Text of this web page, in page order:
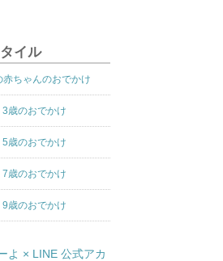
イル
赤ちゃんのおでかけ
3歳のおでかけ
5歳のおでかけ
7歳のおでかけ
9歳のおでかけ